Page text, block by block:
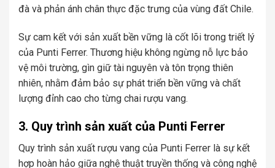
đà và phản ánh chân thực đặc trưng của vùng đất Chile.
Sự cam kết với sản xuất bền vững là cốt lõi trong triết lý
của Punti Ferrer. Thương hiệu không ngừng nỗ lực bảo
vệ môi trường, gìn giữ tài nguyên và tôn trọng thiên
nhiên, nhằm đảm bảo sự phát triển bền vững và chất
lượng đỉnh cao cho từng chai rượu vang.
3. Quy trình sản xuất của Punti Ferrer
Quy trình sản xuất rượu vang của Punti Ferrer là sự kết
hợp hoàn hảo giữa nghệ thuật truyền thống và công nghệ